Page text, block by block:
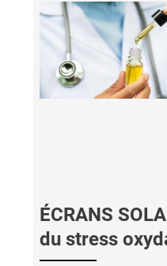
ÉCRANS
du stress